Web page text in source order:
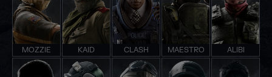
MOZZIE KAID CLASH MAESTRO ALIBI